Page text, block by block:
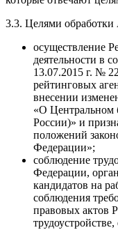
3.3. Целями
осуществление
деятельности в
13.07.2015 г. №
рейтинговых
внесении
«О Центральном
России)» и
положений
Федерации»;
соблюдение
Федерации,
кандидатов на
соблюдения
правовых актов